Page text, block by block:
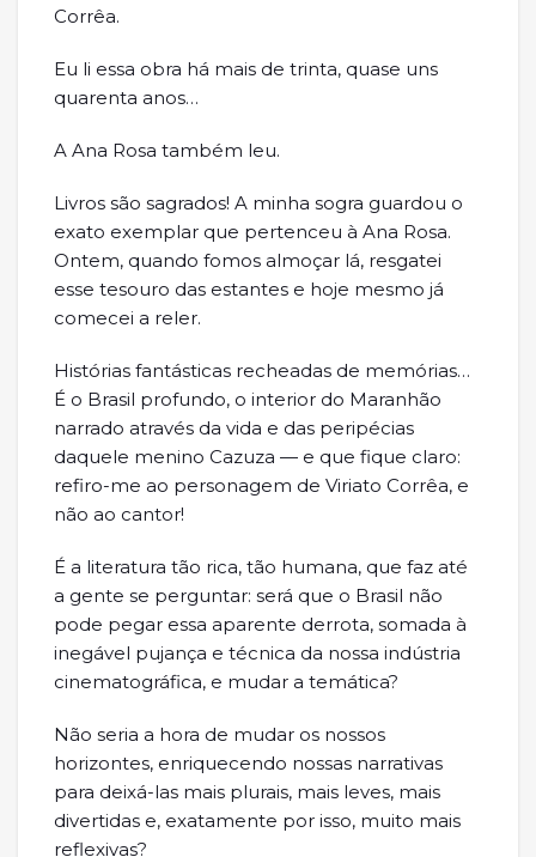
Corrêa.
Eu li essa obra há mais de trinta, quase uns
quarenta anos…
A Ana Rosa também leu.
Livros são sagrados! A minha sogra guardou o
exato exemplar que pertenceu à Ana Rosa.
Ontem, quando fomos almoçar lá, resgatei
esse tesouro das estantes e hoje mesmo já
comecei a reler.
Histórias fantásticas recheadas de memórias…
É o Brasil profundo, o interior do Maranhão
narrado através da vida e das peripécias
daquele menino Cazuza — e que fique claro:
refiro-me ao personagem de Viriato Corrêa, e
não ao cantor!
É a literatura tão rica, tão humana, que faz até
a gente se perguntar: será que o Brasil não
pode pegar essa aparente derrota, somada à
inegável pujança e técnica da nossa indústria
cinematográfica, e mudar a temática?
Não seria a hora de mudar os nossos
horizontes, enriquecendo nossas narrativas
para deixá-las mais plurais, mais leves, mais
divertidas e, exatamente por isso, muito mais
reflexivas?